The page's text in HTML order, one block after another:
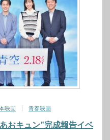
映画 青春映画
おキュン”完成報告イベ